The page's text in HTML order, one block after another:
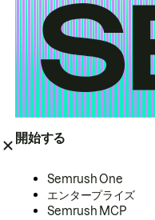
開始する
Semrush One
エンタープライズ
Semrush MCP